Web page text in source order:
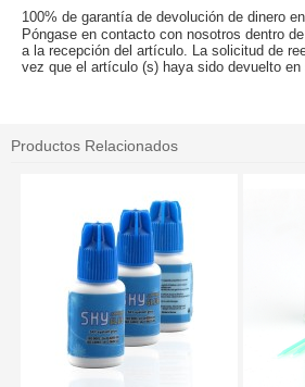
100% de garantía de devolución de dinero
Póngase en contacto con nosotros dentro
a la recepción del artículo. La solicitud de
vez que el artículo (s) haya sido devuelto en
Productos Relacionados